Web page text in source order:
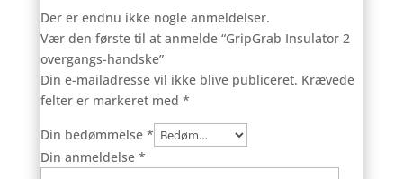
Der er endnu ikke nogle anmeldelser.
Vær den første til at anmelde “GripGrab Insulator 2
overgangs-handske”
Din e-mailadresse vil ikke blive publiceret. Krævede
felter er markeret med *
Din bedømmelse *
Din anmeldelse *